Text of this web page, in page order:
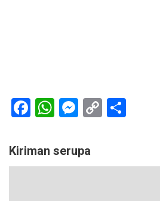
Facebook
WhatsApp
Messenger
Copy
Kiriman serupa